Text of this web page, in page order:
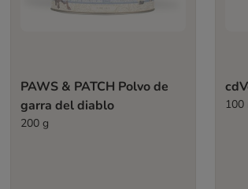
PAWS & PATCH Polvo de
garra del diablo
200 g
100